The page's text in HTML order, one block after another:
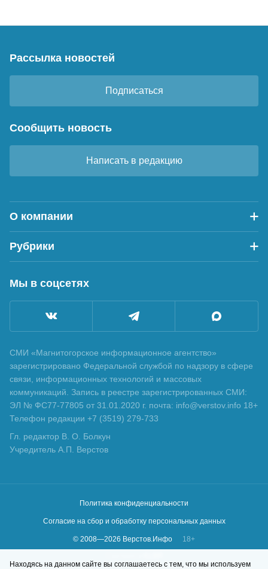
Рассылка новостей
Подписаться
Сообщить новость
Написать в редакцию
О компании
Рубрики
Мы в соцсетях
СМИ «Магнитогорское информационное агентство»
зарегистрировано Федеральной службой по надзору в сфере
связи, информационных технологий и массовых
коммуникаций. Запись в реестре зарегистрированных СМИ:
ЭЛ № ФС77-77805 от 31.01.2020 г. почта: info@verstov.info 18+
Телефон редакции +7 (3519) 279-733
Гл. редактор В. О. Болкун
Учредитель А.П. Верстов
Политика конфиденциальности
Согласие на сбор и обработку персональных данных
© 2008—2026 Верстов.Инфо
18+
Находясь на данном сайте вы соглашаетесь с тем, что мы используем